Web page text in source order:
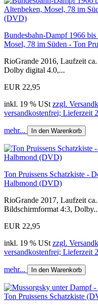
Bundesbahn-Dampf 1966
Mosel, 78 im Süden - Ton
RioGrande 2016, Laufzeit
Dolby digital 4.0,...
EUR 22,95
inkl. 19 % USt zzgl.
versandkostenfrei; Lieferzeit
mehr... In den Warenkorb
Ton Pruissens Schatzkiste -
Halbmond (DVD)
RioGrande 2017, Laufzeit
Bildschirmformat 4:3,
EUR 22,95
inkl. 19 % USt zzgl.
versandkostenfrei; Lieferzeit
mehr... In den Warenkorb